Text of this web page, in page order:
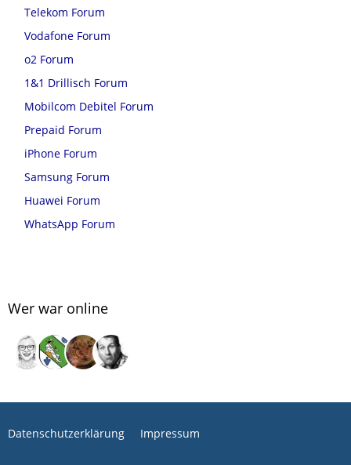
Telekom Forum
Vodafone Forum
o2 Forum
1&1 Drillisch Forum
Mobilcom Debitel Forum
Prepaid Forum
iPhone Forum
Samsung Forum
Huawei Forum
WhatsApp Forum
Wer war online
Datenschutzerklärung Impressum